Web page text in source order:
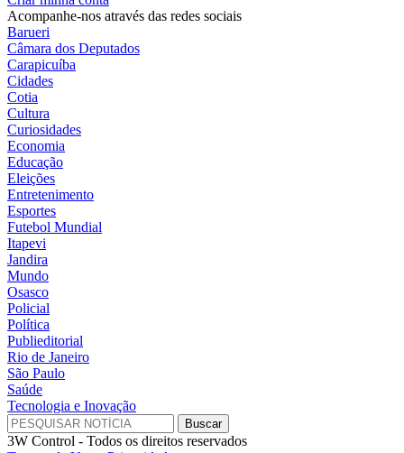
Acompanhe-nos através das redes sociais
Barueri
Câmara dos Deputados
Carapicuíba
Cidades
Cotia
Cultura
Curiosidades
Economia
Educação
Eleições
Entretenimento
Esportes
Futebol Mundial
Itapevi
Jandira
Mundo
Osasco
Policial
Política
Publieditorial
Rio de Janeiro
São Paulo
Saúde
Tecnologia e Inovação
3W Control - Todos os direitos reservados